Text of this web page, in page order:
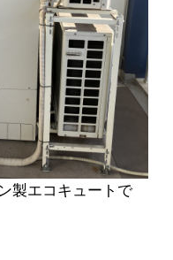
製エコキュートで